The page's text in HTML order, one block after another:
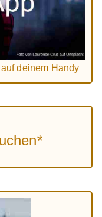
deinem Handy